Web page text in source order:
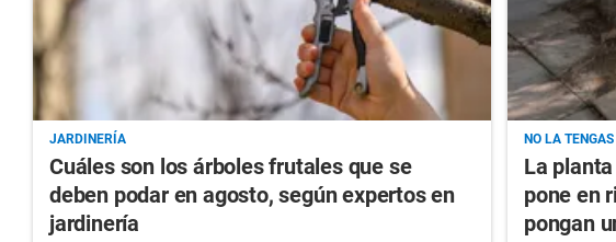
JARDINERÍA
Cuáles son los árboles frutales que se
deben podar en agosto, según expertos en
jardinería
NO LA
La
pone en
pongan